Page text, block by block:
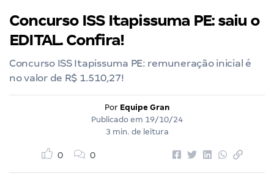
Concurso ISS Itapissuma PE: saiu o
EDITAL. Confira!
Concurso ISS Itapissuma PE: remuneração inicial é
no valor de R$ 1.510,27!
Por Equipe Gran
Publicado em 19/10/24
3 min. de leitura
0 0